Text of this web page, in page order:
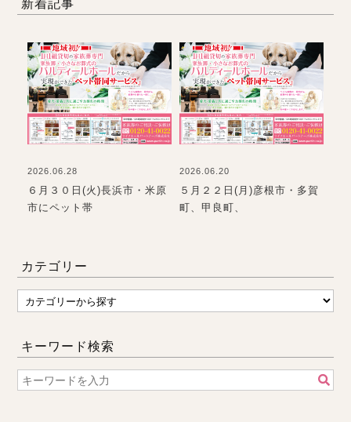
新着記事
2026.06.28
６月３０日(火)長浜市・米原
市にペット帯
2026.06.20
５月２２日(月)彦根市・多賀
町、甲良町、
カテゴリー
キーワード検索